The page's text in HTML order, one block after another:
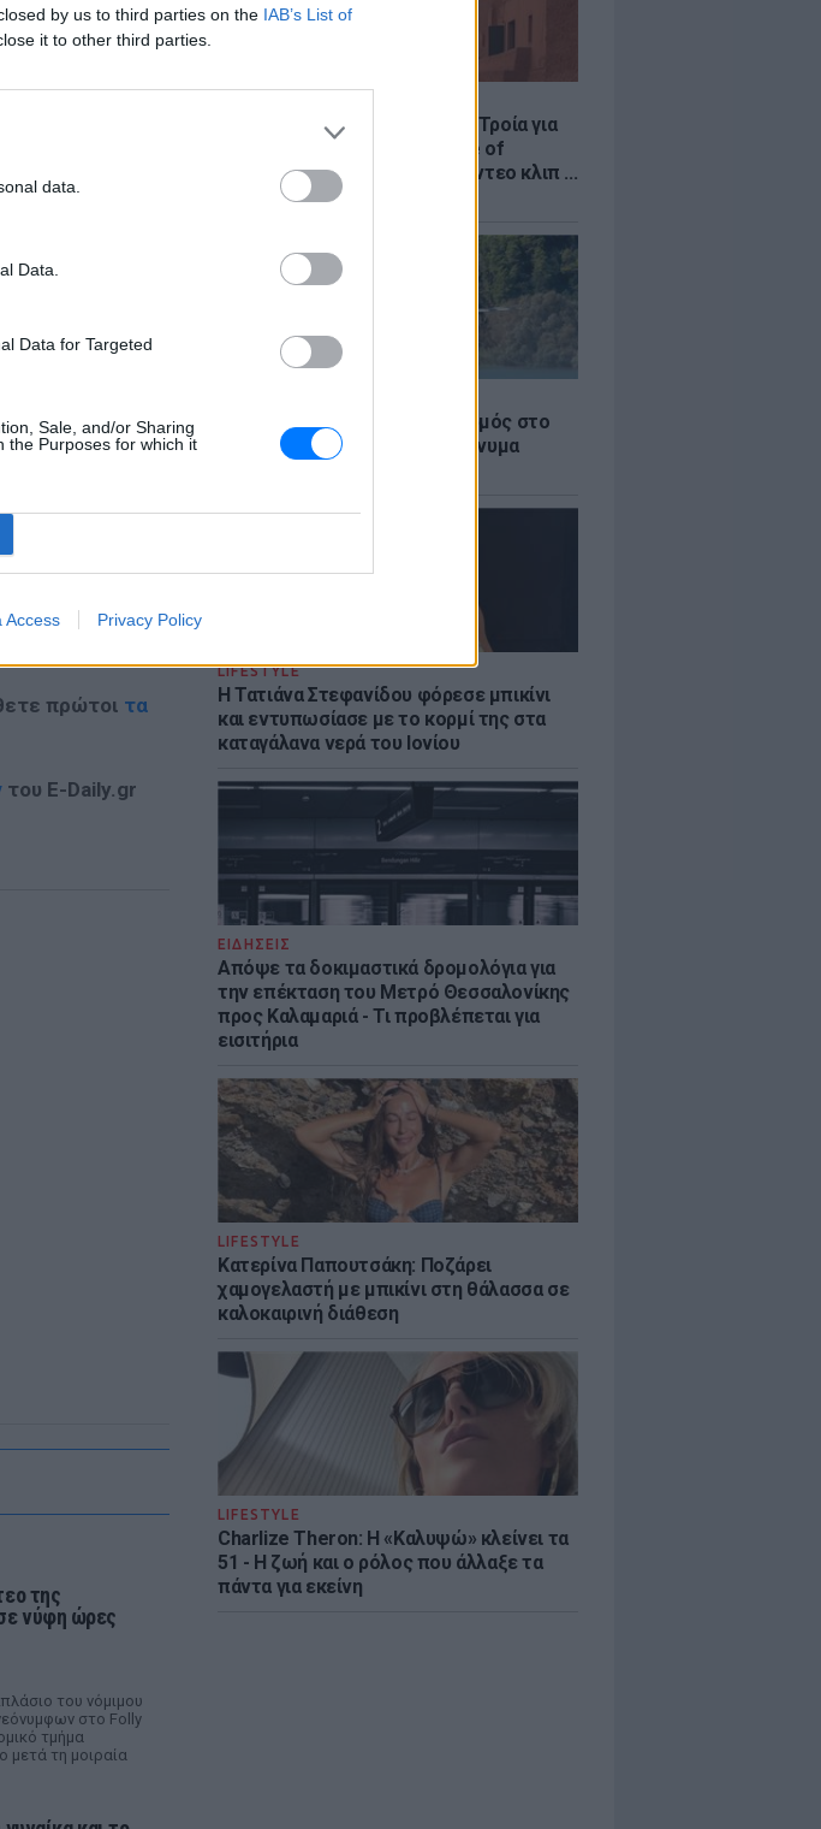
by us to third parties on the IAB’s List of
it to other third parties.
data.
Data.
Data for Targeted
Sale, and/or Sharing
the Purposes for which it
Access Privacy Policy
Το μαροκινό χωριό που έγινε Τροία για
τον Nolan, Yunkai για το Game of
Thrones και σκηνικό για το βίντεο κλιπ ...
της Βανδή
Φωτιά στην Κόρινθο: Συναγερμός στο
Στεφάνι - Εναέρια μέσα και μήνυμα
LIFESTYLE
Η Τατιάνα Στεφανίδου φόρεσε μπικίνι
και εντυπωσίασε με το κορμί της στα
καταγάλανα νερά του Ιονίου
ΕΙΔΗΣΕΙΣ
Απόψε τα δοκιμαστικά δρομολόγια για
την επέκταση του Μετρό Θεσσαλονίκης
προς Καλαμαριά - Τι προβλέπεται για
εισιτήρια
LIFESTYLE
Κατερίνα Παπουτσάκη: Ποζάρει
χαμογελαστή με μπικίνι στη θάλασσα σε
καλοκαιρινή διάθεση
LIFESTYLE
Charlize Theron: Η «Καλυψώ» κλείνει τα
51 - H ζωή και ο ρόλος που άλλαξε τα
πάντα για εκείνη
πρώτοι τα
του E-Daily.gr
της
νύφη ώρες
του νόμιμου
στο Folly
τμήμα
μετά τη μοιραία